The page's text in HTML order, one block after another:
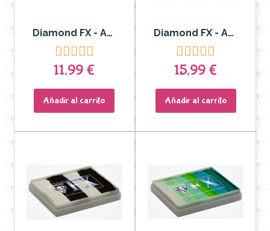
Diamond FX - Aquacolor Split Cake Cóctel hawaiano para Rostro y Cuerpo

11,99 €
Añadir al carrito
Diamond FX - Aquacolor Split Cake para Rostro y Cuerpo Sky Nights DFXRS50-75

15,99 €
Añadir al carrito